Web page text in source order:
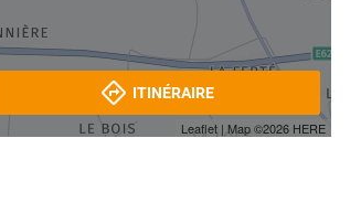
Leaflet | Map ©2026 HERE
ITINÉRAIRE